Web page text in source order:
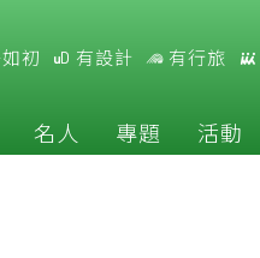
初 有設計 有行旅
名人 專題 活動